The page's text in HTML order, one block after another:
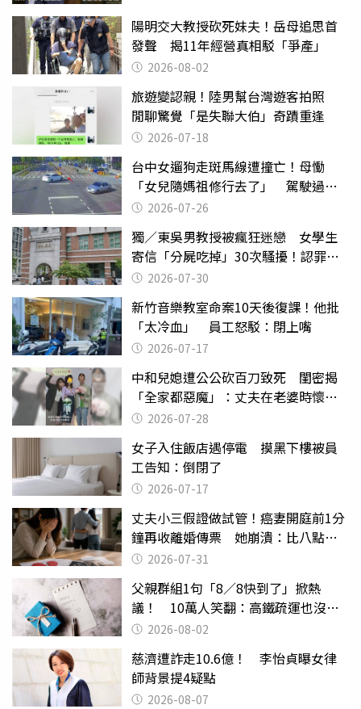
陽明交大教授砍死妹夫！岳母追思首
發聲 揭11年經營真相駁「爭產」
2026-08-02
旅遊變認親！陸男幫台灣遊客拍照
閒聊驚覺「是失聯大伯」奇蹟重逢
2026-07-18
台中女遛狗走斑馬線遭撞亡！母慟
「女兒隨媽祖修行去了」 駕駛過失
致死判9月
2026-07-26
獨／東吳男教授被瘋狂迷戀 女學生
寄信「分屍吃掉」30次騷擾！認罪免
關 2026-07-30
新竹音樂教室命案10天後復課！他批
「太冷血」 員工怒駁：閉上嘴
2026-07-17
中和兒媳遭公公砍百刀致死 閨密揭
「全家都惡魔」：丈夫在老婆時懷孕
摔東西
2026-07-28
女子入住飯店遇停電 摸黑下樓被員
工告知：倒閉了
2026-07-17
丈夫小三假證做試管！癌妻開庭前1分
鐘再收離婚傳票 她崩潰：比八點檔
還扯2026-07-31
父親群組1句「8／8快到了」掀熱
議！ 10萬人笑翻：高鐵疏運也沒列
父親節
2026-08-02
慈濟遭詐走10.6億！ 李怡貞曝女律
師背景提4疑點
2026-08-07